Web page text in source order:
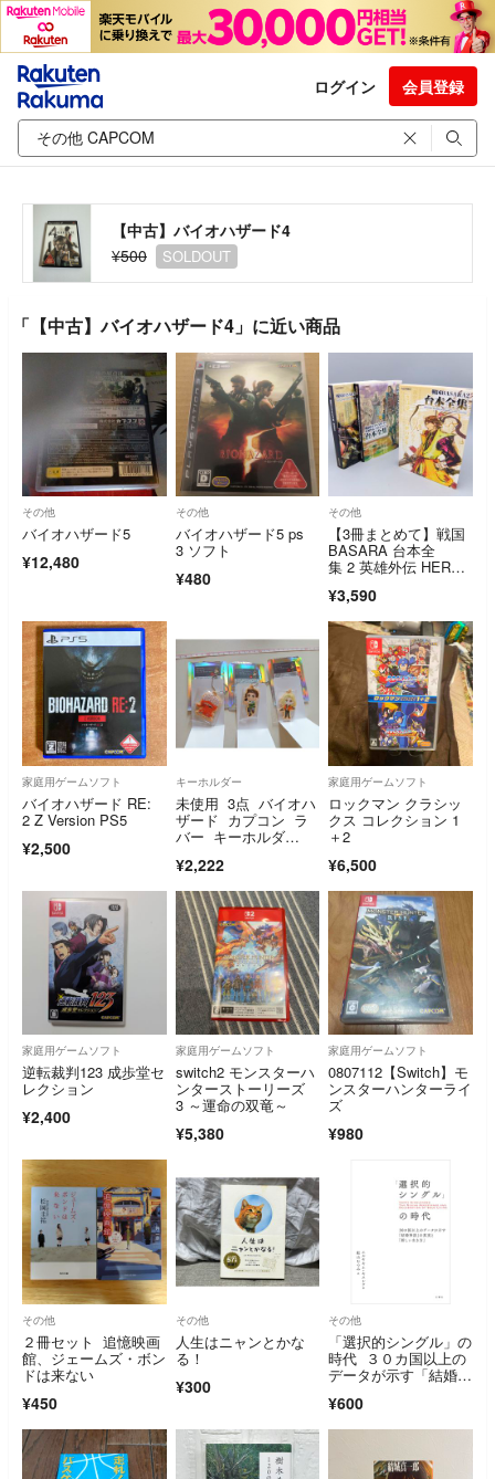
ログイン 会員登録
【中古】バイオハザード4
¥500
SOLDOUT
「【中古】バイオハザード4」に近い商品
その他
バイオハザード5
¥12,480
その他
バイオハザード5 ps
3 ソフト
¥480
その他
【3冊まとめて】戦国
BASARA 台本全
集 2 英雄外伝 HERO
夢よ 3 宴 CAPCOM
¥3,590
家庭用ゲームソフト
バイオハザード RE:
2 Z Version PS5
¥2,500
キーホルダー
未使用 3点 バイオハ
ザード カプコン ラ
バー キーホルダ
¥2,222
家庭用ゲームソフト
ロックマン クラシッ
クス コレクション 1
＋2
¥6,500
家庭用ゲームソフト
逆転裁判123 成歩堂セ
レクション
¥2,400
家庭用ゲームソフト
switch2 モンスターハ
ンターストーリーズ
3 ～運命の双竜～
¥5,380
家庭用ゲームソフト
0807112【Switch】モ
ンスターハンターライ
ズ
¥980
その他
２冊セット 追憶映画
館、ジェームズ・ボン
ドは来ない
¥450
その他
人生はニャンとかな
る！
¥300
その他
「選択的シングル」の
時代 ３０カ国以上の
データが示す「結婚神
生き方」
¥600